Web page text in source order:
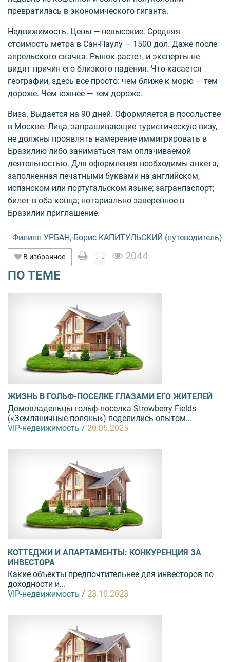
превратилась в экономического гиганта.
Недвижимость. Цены — невысокие. Средняя
стоимость метра в Сан-Паулу — 1500 дол. Даже после
апрельского скачка. Рынок растет, и эксперты не
видят причин его близкого падения. Что касается
географии, здесь все просто: чем ближе к морю — тем
дороже. Чем южнее — тем дороже.
Виза. Выдается на 90 дней. Оформляется в посольстве
в Москве. Лица, запрашивающие туристическую визу,
не должны проявлять намерение иммигрировать в
Бразилию либо заниматься там оплачиваемой
деятельностью. Для оформления необходимы анкета,
заполненная печатными буквами на английском,
испанском или португальском языке; загранпаспорт;
билет в оба конца; нотариально заверенное в
Бразилии приглашение.
Филипп УРБАН, Борис КАПИТУЛЬСКИЙ (путеводитель)
В избранное 2044
ПО ТЕМЕ
ЖИЗНЬ В ГОЛЬФ-ПОСЕЛКЕ ГЛАЗАМИ ЕГО ЖИТЕЛЕЙ
Домовладельцы гольф-поселка Strowberry Fields
(«Земляничные поляны») поделились опытом...
VIP-недвижимость / 20.05.2025
КОТТЕДЖИ И АПАРТАМЕНТЫ: КОНКУРЕНЦИЯ ЗА
ИНВЕСТОРА
Какие объекты предпочтительнее для инвесторов по
доходности и...
VIP-недвижимость / 23.10.2023